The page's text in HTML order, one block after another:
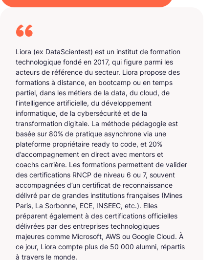
Liora (ex DataScientest) est un institut de formation
technologique fondé en 2017, qui figure parmi les
acteurs de référence du secteur. Liora propose des
formations à distance, en bootcamp ou en temps
partiel, dans les métiers de la data, du cloud, de
l’intelligence artificielle, du développement
informatique, de la cybersécurité et de la
transformation digitale. La méthode pédagogie est
basée sur 80% de pratique asynchrone via une
plateforme propriétaire ready to code, et 20%
d’accompagnement en direct avec mentors et
coachs carrière. Les formations permettent de valider
des certifications RNCP de niveau 6 ou 7, souvent
accompagnées d’un certificat de reconnaissance
délivré par de grandes institutions françaises (Mines
Paris, La Sorbonne, ECE, INSEEC, etc.). Elles
préparent également à des certifications officielles
délivrées par des entreprises technologiques
majeures comme Microsoft, AWS ou Google Cloud. À
ce jour, Liora compte plus de 50 000 alumni, répartis
à travers le monde.